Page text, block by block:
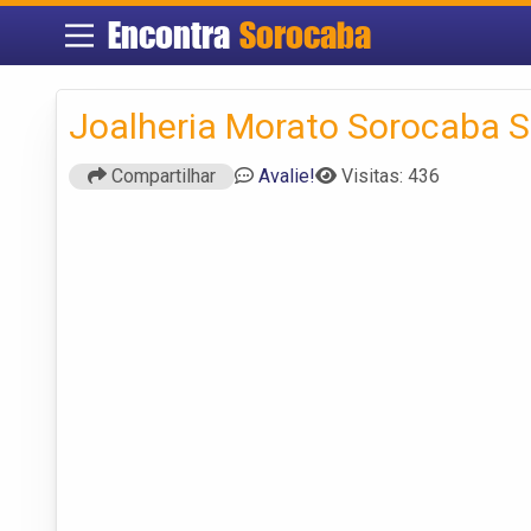
Encontra Sorocaba
Joalheria Morato Sorocaba
Compartilhar Avalie! Visitas: 436